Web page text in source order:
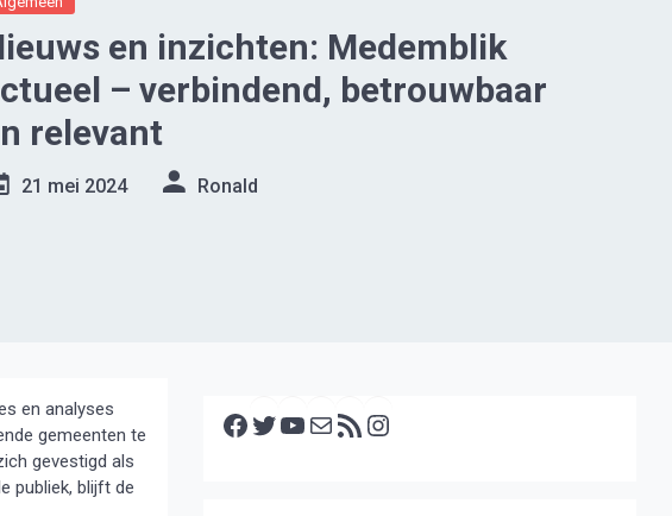
en inzichten: Medemblik
– verbindend, betrouwbaar
relevant
21 mei 2024 Ronald
en analyses
gemeenten te
gevestigd als
publiek, blijft de
Facebook Twitter YouTube E-mail RSS feed